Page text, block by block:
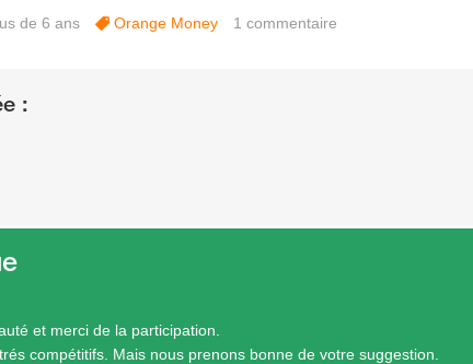
de 6 ans Orange Money 1 commentaire
et merci de la participation.
compétitifs. Mais nous prenons bonne de votre suggestion.